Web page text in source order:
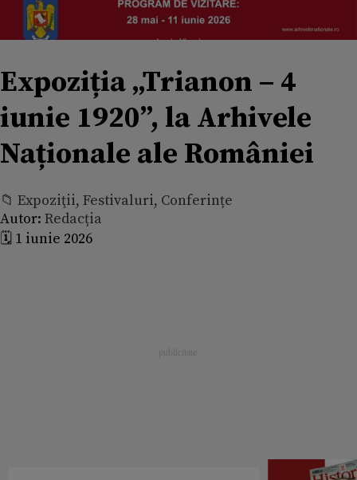
Expoziția „Trianon – 4
iunie 1920”, la Arhivele
Naționale ale României
📁 Expoziţii, Festivaluri, Conferințe
Autor: Redacția
🗓️ 1 iunie 2026